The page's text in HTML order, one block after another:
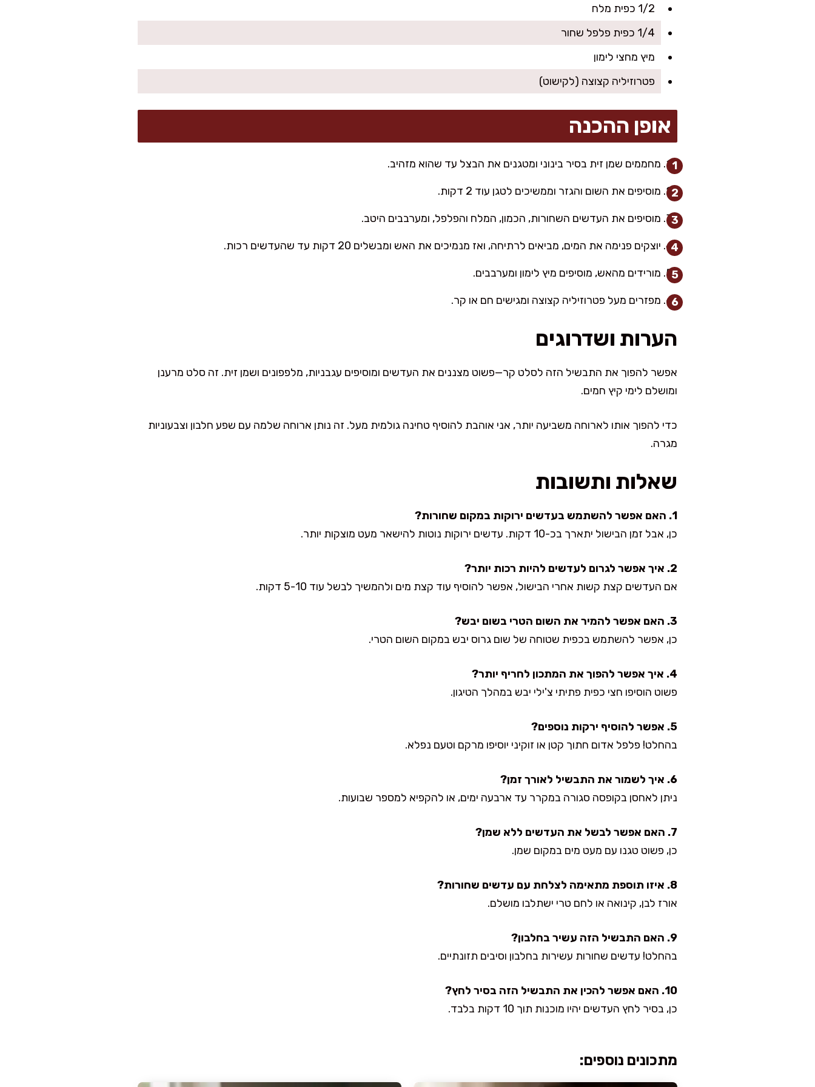
1/2 כפית מלח
1/4 כפית פלפל שחור
מיץ מחצי לימון
פטרוזיליה קצוצה (לקישוט)
אופן ההכנה
מחממים שמן זית בסיר בינוני ומטגנים את הבצל עד שהוא מזהיב.
מוסיפים את השום והגזר וממשיכים לטגן עוד 2 דקות.
מוסיפים את העדשים השחורות, הכמון, המלח והפלפל, ומערבבים היטב.
יוצקים פנימה את המים, מביאים לרתיחה, ואז מנמיכים את האש ומבשלים 20 דקות עד שהעדשים רכות.
מורידים מהאש, מוסיפים מיץ לימון ומערבבים.
מפזרים מעל פטרוזיליה קצוצה ומגישים חם או קר.
הערות ושדרוגים
אפשר להפוך את התבשיל הזה לסלט קר—פשוט מצננים את העדשים ומוסיפים עגבניות, מלפפונים ושמן זית. זה סלט מרענן
ומושלם לימי קיץ חמים.
כדי להפוך אותו לארוחה משביעה יותר, אני אוהבת להוסיף טחינה גולמית מעל. זה נותן ארוחה שלמה עם שפע חלבון וצבעוניות
מגרה.
שאלות ותשובות
1. האם אפשר להשתמש בעדשים ירוקות במקום שחורות?
כן, אבל זמן הבישול יתארך בכ-10 דקות. עדשים ירוקות נוטות להישאר מעט מוצקות יותר.
2. איך אפשר לגרום לעדשים להיות רכות יותר?
אם העדשים קצת קשות אחרי הבישול, אפשר להוסיף עוד קצת מים ולהמשיך לבשל עוד 5-10 דקות.
3. האם אפשר להמיר את השום הטרי בשום יבש?
כן, אפשר להשתמש בכפית שטוחה של שום גרוס יבש במקום השום הטרי.
4. איך אפשר להפוך את המתכון לחריף יותר?
פשוט הוסיפו חצי כפית פתיתי צ'ילי יבש במהלך הטיגון.
5. אפשר להוסיף ירקות נוספים?
בהחלט! פלפל אדום חתוך קטן או זוקיני יוסיפו מרקם וטעם נפלא.
6. איך לשמור את התבשיל לאורך זמן?
ניתן לאחסן בקופסה סגורה במקרר עד ארבעה ימים, או להקפיא למספר שבועות.
7. האם אפשר לבשל את העדשים ללא שמן?
כן, פשוט טגנו עם מעט מים במקום שמן.
8. איזו תוספת מתאימה לצלחת עם עדשים שחורות?
אורז לבן, קינואה או לחם טרי ישתלבו מושלם.
9. האם התבשיל הזה עשיר בחלבון?
בהחלט! עדשים שחורות עשירות בחלבון וסיבים תזונתיים.
10. האם אפשר להכין את התבשיל הזה בסיר לחץ?
כן, בסיר לחץ העדשים יהיו מוכנות תוך 10 דקות בלבד.
מתכונים נוספים: